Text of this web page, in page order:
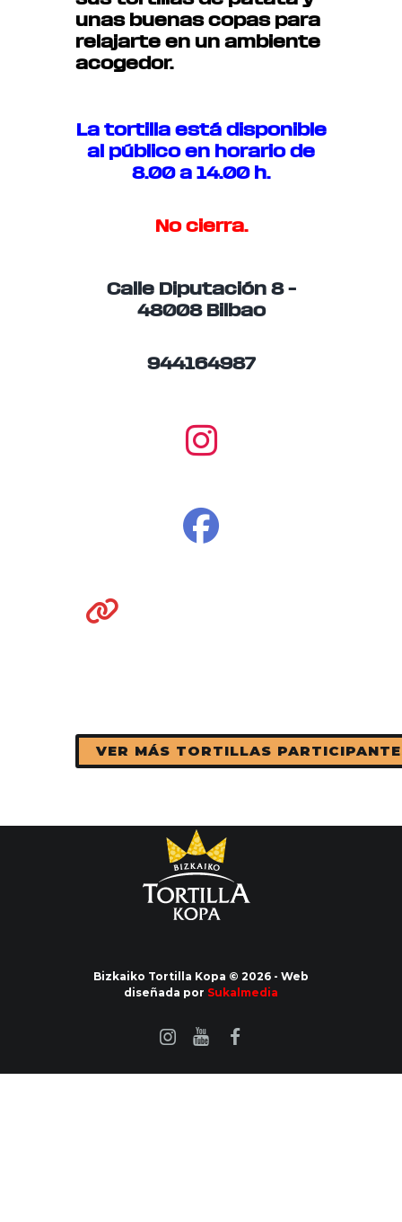
unas buenas copas para
relajarte en un ambiente
acogedor.
La tortilla está disponible
al público en horario de
8.00 a 14.00 h.
No cierra.
Calle Diputación 8 –
48008 Bilbao
944164987
VER MÁS TORTILLAS
Bizkaiko Tortilla Kopa © 2026 - Web
diseñada por Sukalmedia